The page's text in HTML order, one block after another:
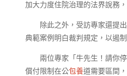
加大力度住院治理的法界說務
除此之外，受訪專家還提
典範案例明白裁判規定，以遏
兩位專家「牛先生！請你停
償付限制在公包養道需要區間